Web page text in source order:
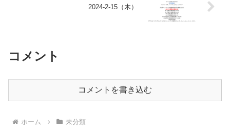
2024-2-15（木）
コメント
コメントを書き込む
ホーム 未分類